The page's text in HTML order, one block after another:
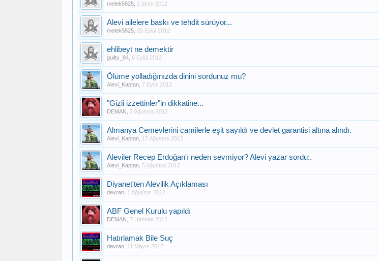
melek5825 2 Ekim 2012
Alevi ailelere baskı ve tehdit sürüyor...
melek5825 25 Eylül 2012
ehlibeyt ne demektir
guilty_84 6 Eylül 2012
Ölüme yolladığınızda dinini sordunuz mu?
Alevi_Kaptan 7 Eylül 2012
"Gizli izzettinler"in dikkatine...
DEMAN 2 Ağustos 2012
Almanya Cemevlerini camilerle eşit sayıldı ve devlet garantisi altına alındı.
Alevi_Kaptan 17 Ağustos 2012
Aleviler Recep Erdoğan'ı neden sevmiyor? Alevi yazar sordu:.
Alevi_Kaptan 5 Ağustos 2012
Diyanet'ten Alevilik Açıklaması
devran 1 Ağustos 2012
ABF Genel Kurulu yapıldı
DEMAN 7 Haziran 2012
Hatırlamak Bile Suç
devran 11 Mayıs 2012